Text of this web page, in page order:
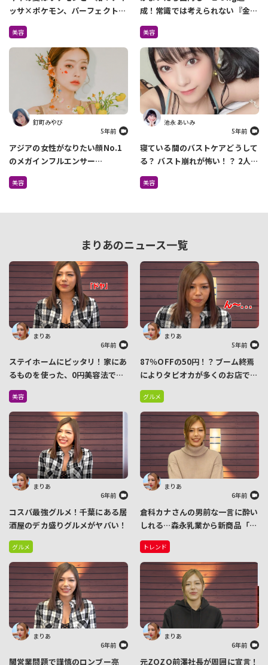
ッサ×ポケモン、パーフェクト
UV誕生！ピカチュウ・イーブ
イ・ゼニガメの3種類が登場
美容
成！常識では考えられない『金森
式ダイエット』って知ってる？
美容
釘町みやび
5年前
アジアの女性がなりたい顔No.1
のメガインフルエンサー
taeri（テリ） プロデュースの韓
国発コスメブランド 『CILY』が
美容
池永 あいみ
5年前
寝ている間のバストケアどうして
る？ バスト崩れが怖い！？ 2人に
1人が「寝る時もブラジャー」派
らしい
美容
まりあのニュース一覧
まりあ
6年前
ステイホームにピッタリ！家にあ
るものを使った、0円美容法で健
康に美しくなりましょう
美容
まりあ
5年前
87％OFFの50円！？ブーム終焉
によりタピオカが多くのお店で投
げ売り状態…
グルメ
まりあ
6年前
コスパ最強グルメ！千葉にある居
酒屋のデカ盛りグルメがヤバい！
グルメ
まりあ
6年前
倉科カナさんの男前な一言に酔い
しれる…森永乳業から新商品「ミ
ロハ ストロベリーミックス」発
売トレンド
まりあ
6年前
闇営業問題で謹慎のロンブー亮
まりあ
6年前
元ZOZO前澤社長が周囲に宣言！